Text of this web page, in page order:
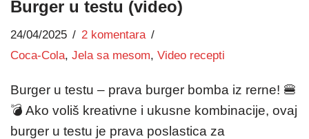
Burger u testu (video)
24/04/2025
2 komentara
Coca-Cola, Jela sa mesom, Video recepti
Burger u testu – prava burger bomba iz rerne! 🍔
💣 Ako voliš kreativne i ukusne kombinacije, ovaj
burger u testu je prava poslastica za